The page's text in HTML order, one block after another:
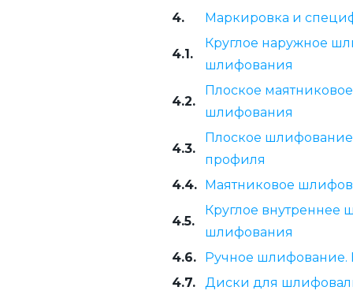
4.
Маркировка и
4.1.
Круглое наружное
шлифования
4.2.
Плоское
шлифования
4.3.
Плоское
профиля
4.4. Маятниковое
4.5.
Круглое внутреннее
шлифования
4.6.
Ручное шлифование.
4.7.
Диски для